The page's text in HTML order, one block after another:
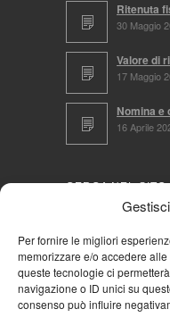
Per fornire le migliori
memorizzare e/o accedere
queste tecnologie ci
navigazione o ID unici su
consenso può influire
Ritenuta
30 Maggio
Valore di
17 Maggio
Nomina
16 Aprile
CERCA NEL SITO
NAVIGA PER
Mappa completa